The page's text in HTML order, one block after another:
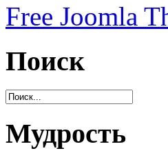
Free Joomla
Поиск
Мудрость